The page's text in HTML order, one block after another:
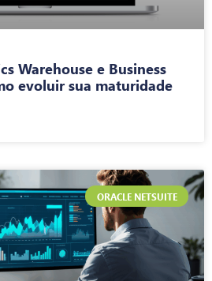
Warehouse e Business
evoluir sua maturidade
ORACLE NETSUITE